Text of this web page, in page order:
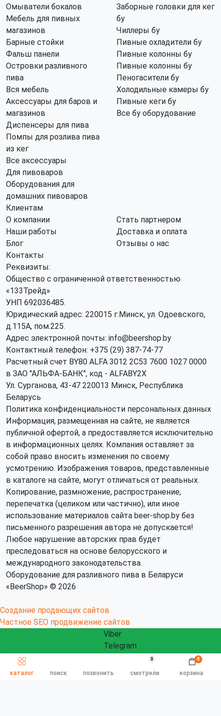
каталог поиск смотрели
0
позвонить корзина
0
Быстрый заказ
Омыватели бокалов
Мебель для пивных
магазинов
Барные стойки
Фальш панели
Островки разливного
пива
Вся мебель
Аксессуары для баров и
магазинов
Диспенсеры для пива
Помпы для розлива пива
из кег
Все аксессуары
Для пивоваров
Оборудования для
домашних пивоваров
Заборные головки для кег
бу
Чиллеры бу
Пивные охладители бу
Пивные колонны бу
Пивные колонны бу
Пеногасители бу
Холодильные камеры бу
Пивные кеги бу
Все бу оборудование
Клиентам
О компании
Стать партнером
Наши работы
Доставка и оплата
Блог
Отзывы о нас
Контакты
Реквизиты:
Общество с ограниченной ответственностью
«133Трейд»
УНП 692036485​.
Юридический адрес: 220015 г.Минск, ул. Одоевского,
д.115А, пом.225.
Адрес электронной почты: info@beershop.by
Контактный телефон: +375 (29) 387-74-77
Расчетный счет BY80 ALFA 3012 2C53 7600 1027 0000
в ЗАО "АЛЬФА-БАНК", код - ALFABY2X
Ул. Сурганова, 43-47 220013 Минск, Республика
Беларусь
Политика конфиденциальности персональных данных
Информация, размещенная на сайте, не является
публичной офертой, а предоставляется исключительно
в информационных целях. Компания оставляет за
собой право вносить изменения по своему
усмотрению. Изображения товаров, представленные
в каталоге на сайте, могут отличаться от реальных.
Копирование, размножение, распространение,
перепечатка (целиком или частично), или иное
использование материалов сайта beer-shop.by без
письменного разрешения автора не допускается!
Любое нарушение авторских прав будет
преследоваться на основе белорусского и
международного законодательства.
Оборудование для разливного пива в Беларуси
«BeerShop» © 2026
Создание продающих сайтов
Частное SEO продвижение сайтов
Viber
Telegram
info@beershop.by